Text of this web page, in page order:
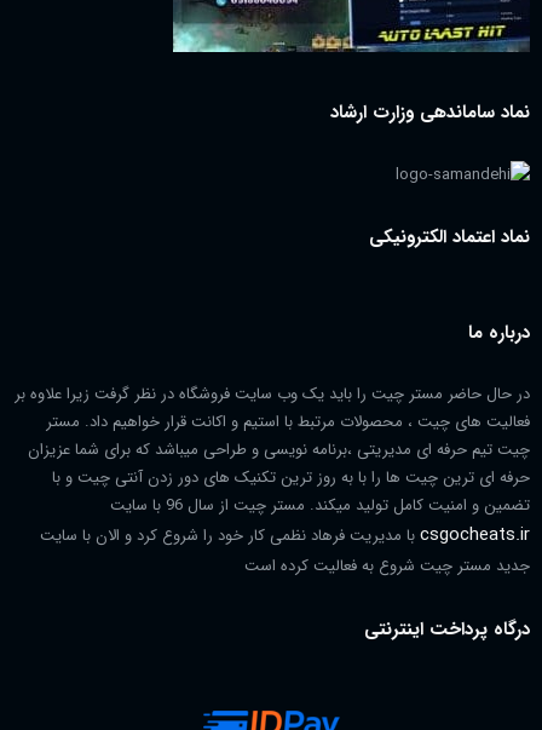
نماد ساماندهی وزارت ارشاد
نماد اعتماد الکترونیکی
درباره ما
در حال حاضر مستر چیت را باید یک وب سایت فروشگاه در نظر گرفت زیرا علاوه بر
فعالیت های چیت ، محصولات مرتبط با استیم و اکانت قرار خواهیم داد. مستر
چیت تیم حرفه ای مدیریتی ،برنامه نویسی و طراحی میباشد که برای شما عزیزان
حرفه ای ترین چیت ها را با به روز ترین تکنیک های دور زدن آنتی چیت و با
تضمین و امنیت کامل تولید میکند. مستر چیت از سال 96 با سایت
csgocheats.irبا مدیریت فرهاد نظمی کار خود را شروع کرد و الان با سایت
جدید مستر چیت شروع به فعالیت کرده است
درگاه پرداخت اینترنتی